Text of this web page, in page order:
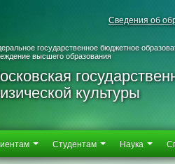
Сведения об
государственное бюджетное
высшего образования
культуры
Студентам Наука